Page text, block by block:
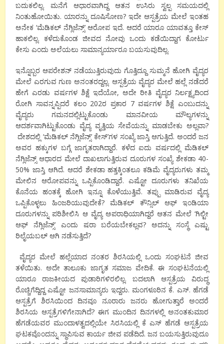
ಬದುಕಲಿಲ್ಲ. ಮನೆಗೆ ಆಧಾರವಾಗಿದ್ದ ಆತನ ಉಸಿರು ಸ್ವಲ್ಪ ಸಮಯದಲ್ಲಿ
ನಿಂತುಹೋಯಿತು. ಯಾರನ್ನು ದೂಷಿಸೋಣ? ಇದೇ ಆಸ್ಪತ್ರೆಯ ಮೇಲೆ ಇಂತಹ
ಅನೇಕ ‘ಮೆಡಿಕಲ್ ನೆಗ್ಲಿಜೆನ್ಸ್’ ಆರೋಪ ಇದೆ. ಆದರೆ ಯಾರೂ ಯಾವತ್ತೂ ಕೇಸ್
ಹಾಕಲಿಲ್ಲ. ಕಳೆದುಕೊಂಡ ಜೀವದ ನೋವು ಒಂದು ಕಡೆಯಿದ್ದಾಗ ಕೋರ್ಟು
ಕೇಸು ಎಂದು ಅಲೆಯಲು ಸಾಮಾನ್ಯರ್ಯಾರೂ ಬಯಸುವುದಿಲ್ಲ.
ಇನ್ನೊಬ್ಬರ ಆಪರೇಶನ್ ನಡೆಯುತ್ತಿರುವುದು ಗೊತ್ತಿದ್ದೂ ಸುಮ್ಮನೆ ಹೋಗಿ ವೈದ್ಯರ
ಮೇಲೆ ಎರಗುವ ಗುಣ ಅನಂತರದ್ದಲ್ಲ. ಆಸ್ಪತ್ರೆಯ ವೈದ್ಯರ ಮೇಲೆ ಹಲ್ಲೆ ನಡೆದರೆ
ಹೇಗೆ ಎರಡು ವರ್ಷಗಳ ಶಿಕ್ಷೆ ಇದೆಯೋ, ಅದೇ ರೀತಿ ವೈದ್ಯರ ನಿರ್ಲಕ್ಷ್ಯದಿಂದ
ರೋಗಿ ಸಾವನ್ನಪ್ಪಿದರೆ ಕಲಂ 202ರ ಪ್ರಕಾರ 7 ವರ್ಷಗಳ ಶಿಕ್ಷೆ ಎಂಬುದನ್ನು
ವೈದ್ಯರು ಗಮನದಲ್ಲಿಟ್ಟುಕೊಂಡು ಮಾನವೀಯ ಮೌಲ್ಯಗಳನ್ನು
ಆದರ್ಶವಾಗಿಟ್ಟುಕೊಂಡು ವೈದ್ಯ ವೃತ್ತಿಯ ಸೇವೆಯನ್ನು ಮಾಡಬೇಕು ಅಲ್ಲವಾ?
ದೇಶದಲ್ಲಿ ‘ಮೆಡಿಕಲ್ ನೆಗ್ಲಿಜೆನ್ಸ್’ ಕೇಸ್’ಗಳ ಸಂಖ್ಯೆ ಜಾಸ್ತಿ ಆಗುತ್ತಿದೆ. ಅಂದರೆ ಜನ
ಅವರ ಹಕ್ಕುಗಳ ಬಗ್ಗೆ ಜಾಗೃತರಾಗಿದ್ದಾರೆ. ಕಳೆದ ಐದು ವರ್ಷದಲ್ಲಿ ಮೆಡಿಕಲ್
ನೆಗ್ಲಿಜೆನ್ಸ್ ಆಧಾರದ ಮೇಲೆ ದಾಖಲಾಗುತ್ತಿರುವ ದೂರುಗಳ ಸಂಖ್ಯೆ ಶೇಕಡಾ 40-
50% ಜಾಸ್ತಿ ಆಗಿದೆ. ಆದರೆ ಶೇಕಡಾ ಹತ್ತಕ್ಕಿಂತಲೂ ಕಡಿಮೆ ವೈದ್ಯರುಗಳು ತಮ್ಮ
ಮೇಲಿನ ಆರೋಪವನ್ನು ಒಪ್ಪಿಕೊಂಡಿದ್ದಾರೆ. ಎಷ್ಟೋ ದೂರುಗಳು ತನಿಖೆಯ
ಕೊನೆಯ ಹಂತಕ್ಕೆ ಹೋಗಿ ಇನ್ನೂ ಕೊಳೆಯುತ್ತಿವೆ. ತಪ್ಪು ಮಾಡಿರುವ ವೈದ್ಯ
ಒಪ್ಪಿಕೊಳ್ಳಲು ಹಿಂಜರಿಯುವುದೇಕೆ? ಮೆಡಿಕಲ್ ಕೌನ್ಸಿಲ್ ಆಫ್ ಇಂಡಿಯಾ
ದೂರುಗಳನ್ನು ಪರಿಶೀಲಿಸಿ ಆ ವೈದ್ಯ ಅಪರಾಧಿಯಾಗಿದ್ದರೆ ಆತನ ಮೇಲೆ ‘ಗಿಲ್ಟೀ
ಆಫ್ ನೆಗ್ಲಿಜೆನ್ಸ್’ ಎಂದು ಷರಾ ಬರೆಯಬೇಕಲ್ಲವ? ಅದನ್ನು ಸಂಸ್ಥೆ ಎಷ್ಟು
ರಿಲೈಯಬಲ್ ಆಗಿ ನಡೆಸುತ್ತಿದೆ?
ವೈದ್ಯರ ಮೇಲೆ ಹಲ್ಲೆಯಾದ ನಂತರ ಶಿರಸಿಯಲ್ಲಿ ಒಂದು ಸಂಘಟನೆ ಜೀವ
ತಳೆಯಿತು. ಅದೇ ತಾಲೂಕು ಜಾಗೃತ ಸಮಾಜ ವೇದಿಕೆ. ಈ ಸಂಘಟನೆಯಲ್ಲಿ
ಯಾರೂ ರಾಜಕೀಯದ ಪುಡಾರಿಗಳಿರಲಿಲ್ಲ. ಬದಲಾಗಿ ಆಸ್ಪತ್ರೆಯ ವಿರುದ್ಧ
ರೊಚ್ಚಿಗೆದ್ದಿದ್ದ ಎಷ್ಟೋ ಜನಸಾಮಾನ್ಯರು ಇದ್ದರು. ಮಂಗಳೂರಿನ ಕೆ. ಎಸ್. ಹೆಗಡೆ
ಆಸ್ಪತ್ರೆಗೆ ಶಿರಸಿಯಿಂದ ದಿನವೂ ನೂರಾರು ಜನರು ಹೋಗುತ್ತಾರೆ ಅಂದರೆ
ಶಿರಸಿಯ ಆಸ್ಪತ್ರೆಗಳಿಗೇನಾಗಿದೆ? ಈಗ ಮುಂದಿನ ದಿನಗಳಲ್ಲಿ ಅನಂತಕುಮಾರ
ಹೆಗಡೆಯವರ ಮುಂದಾಳತ್ವದಲ್ಲಿಯೇ ಸಿರಸಿಯಲ್ಲಿ ಕೆ ಎಸ್ ಹೆಗಡೆ ಆಸ್ಪತ್ರೆಯ
ಘಟಕವೊಂದನ್ನು ಸ್ಥಾಪಿಸುವ ಕಾರ್ಯ ಜೀವ ಪಡೆದಿದೆ. ಜನ ಬಯಸುತ್ತಿರುವುದೂ